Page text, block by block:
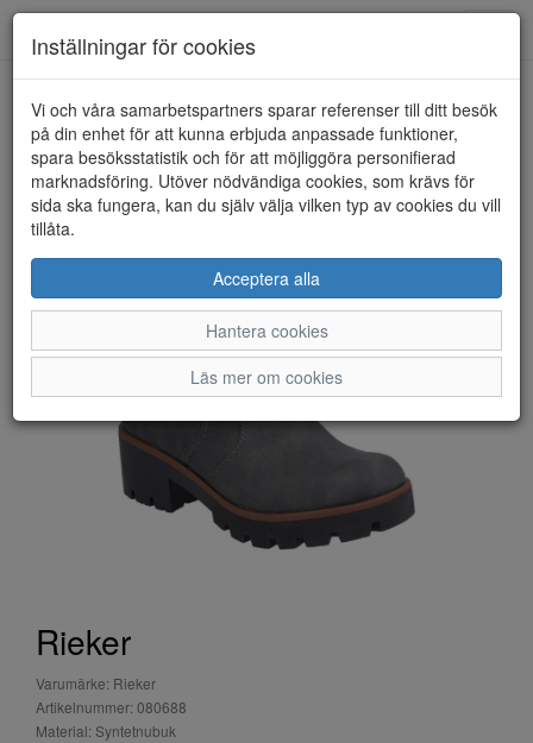
HEM RIEKER
Rieker
Varumärke: Rieker
Artikelnummer: 080688
Material: Syntetnubuk
Inställningar för cookies
Vi och våra samarbetspartners sparar referenser till ditt besök
på din enhet för att kunna erbjuda anpassade funktioner,
spara besöksstatistik och för att möjliggöra personifierad
marknadsföring. Utöver nödvändiga cookies, som krävs för
sida ska fungera, kan du själv välja vilken typ av cookies du vill
tillåta.
Acceptera alla
Hantera cookies
Läs mer om cookies